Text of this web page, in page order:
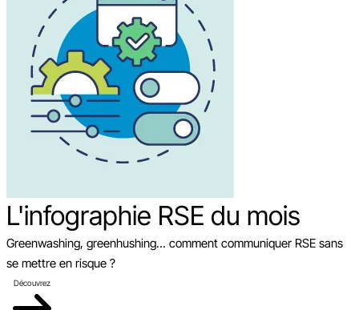
L'infographie RSE du mois
Greenwashing, greenhushing… comment communiquer RSE sans
se mettre en risque ?
Découvrez